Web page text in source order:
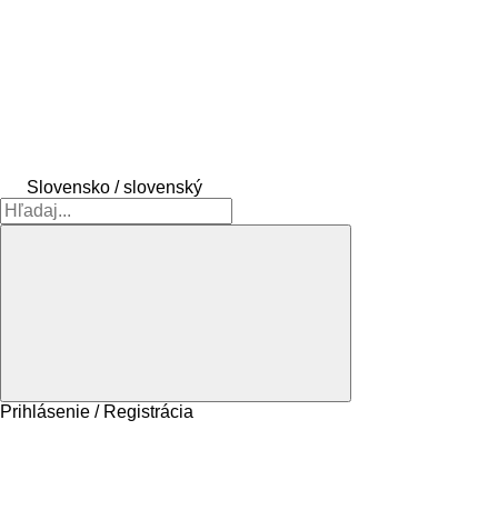
Slovensko / slovenský
Prihlásenie / Registrácia